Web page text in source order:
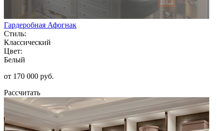
Гардеробная Афогнак
Стиль:
Классический
Цвет:
Белый
от 170 000 руб.
Рассчитать